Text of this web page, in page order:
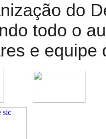
do
todo o
e equipe